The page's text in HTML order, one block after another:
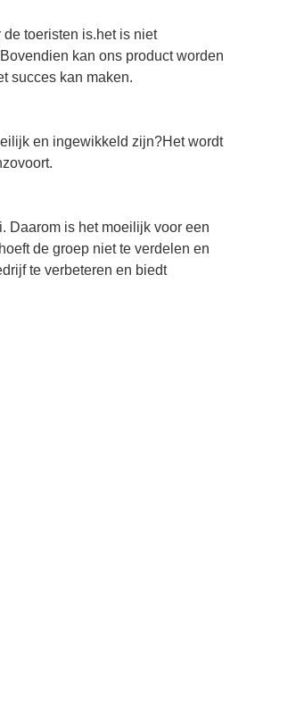
toeristen is.het is niet
kan ons product worden
succes kan maken.
en ingewikkeld zijn?Het wordt
Daarom is het moeilijk voor een
de groep niet te verdelen en
te verbeteren en biedt